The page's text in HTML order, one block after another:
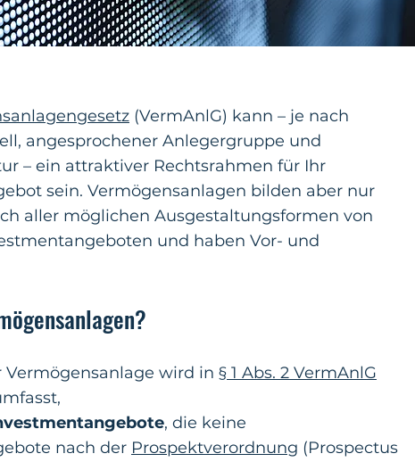
(VermAnlG) kann – je nach
angesprochener Anlegergruppe und
– ein attraktiver Rechtsrahmen für Ihr
sein. Vermögensanlagen bilden aber nur
aller möglichen Ausgestaltungsformen von
und haben Vor- und
Vermögensanlage wird in § 1 Abs. 2 VermAnlG
, die keine
nach der Prospektverordnung (Prospectus